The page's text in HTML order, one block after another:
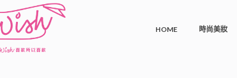
HOME 時尚美妝